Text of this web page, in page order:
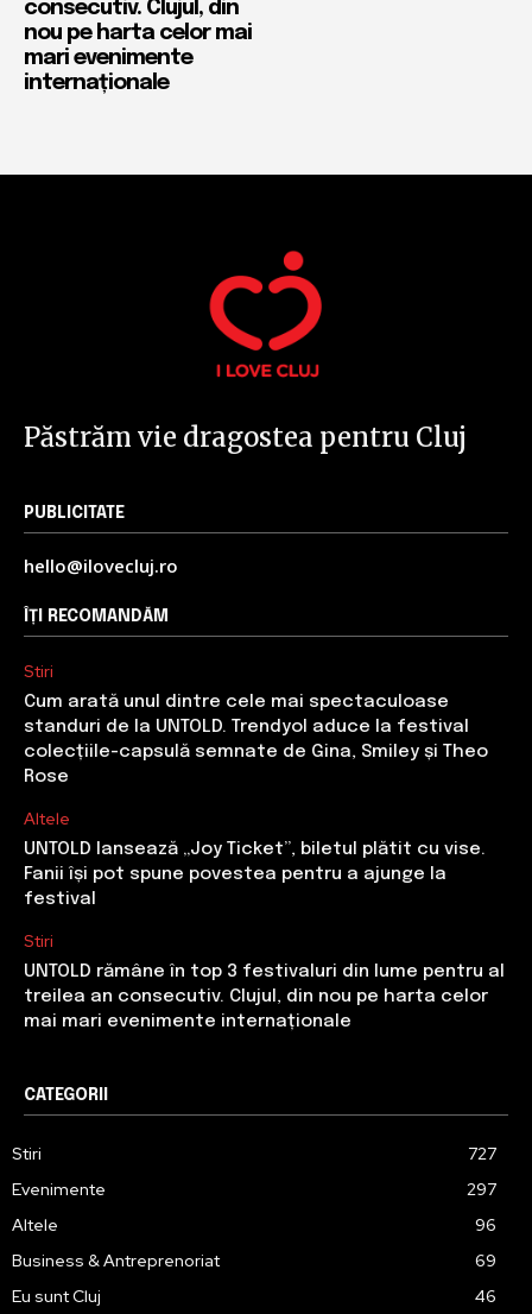
consecutiv. Clujul, din
nou pe harta celor mai
mari evenimente
internaționale
Păstrăm vie dragostea pentru Cluj
PUBLICITATE
hello@ilovecluj.ro
ÎȚI RECOMANDĂM
Stiri
Cum arată unul dintre cele mai spectaculoase
standuri de la UNTOLD. Trendyol aduce la festival
colecțiile-capsulă semnate de Gina, Smiley și Theo
Rose
Altele
UNTOLD lansează „Joy Ticket”, biletul plătit cu vise.
Fanii își pot spune povestea pentru a ajunge la
festival
Stiri
UNTOLD rămâne în top 3 festivaluri din lume pentru al
treilea an consecutiv. Clujul, din nou pe harta celor
mai mari evenimente internaționale
CATEGORII
Stiri
727
Evenimente
297
Altele
96
Business & Antreprenoriat
69
Eu sunt Cluj
46